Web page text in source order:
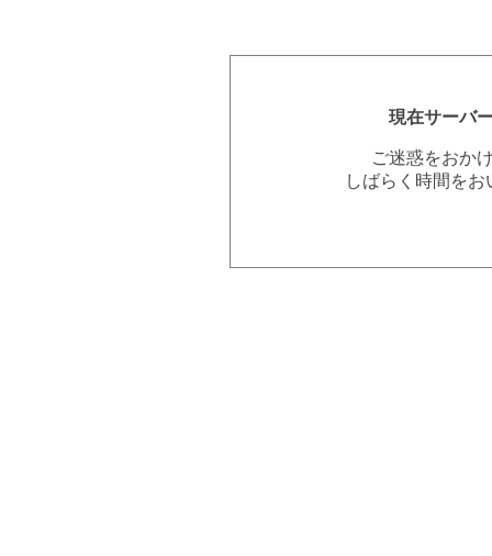
現在サーバ
ご迷惑をおか
しばらく時間を